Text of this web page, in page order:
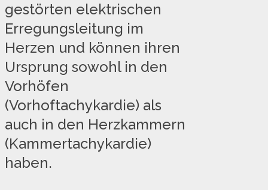
gestörten elektrischen
Erregungsleitung im
Herzen und können ihren
Ursprung sowohl in den
Vorhöfen
(Vorhoftachykardie) als
auch in den Herzkammern
(Kammertachykardie)
haben.